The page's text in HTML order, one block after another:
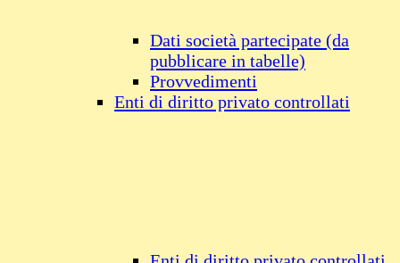
Dati società partecipate (da
pubblicare in tabelle)
Provvedimenti
Enti di diritto privato controllati